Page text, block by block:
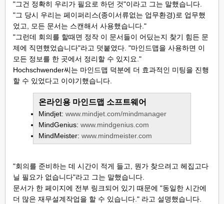
"그건 정확히 우리가 필요로 하던 것"이라고 그는 말했습니다.
"그 당시 우리는 페이퍼리스(종이서류없는 업무환경)로 업무했
었고, 모든 문서는 스캔해서 사용했습니다."
"그런데 회의를 할때면 정작 이 문서들이 어딨는지 찾기 힘든 문
제에 직면했었습니다"라고 덧붙였다. "마인드맵을 사용하면 이
모든 정보를 한 곳에서 정리할 수 있지요."
Hochschwender씨는 마인드맵 덕분에 더 효과적인 미팅을 진행
할 수 있었다고 이야기했습니다.
온라인용 마인드맵 소프트웨어
Mindjet: www.mindjet.com/mindmanager
MindGenius: www.mindgenius.com
MindMeister: www.mindmeister.com
"회의를 준비하는 데 시간이 적게 들고, 뭔가 찾으려고 헤집고다
닐 필요가 없습니다"라고 그는 말했습니다.
문서가 한 페이지에 전부 링크되어 있기 때문에 "동일한 시간에
더 많은 재무설계작업을 할 수 있습니다." 라고 설명했습니다.